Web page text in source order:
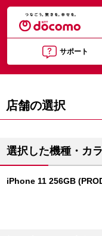
サポート
店舗の選択
選択した機種・カ
iPhone 11 256GB